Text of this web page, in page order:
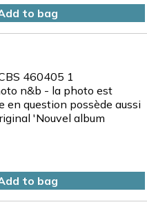
to bag
460405 1
n&b - la photo est
en question possède aussi
'Nouvel album
to bag